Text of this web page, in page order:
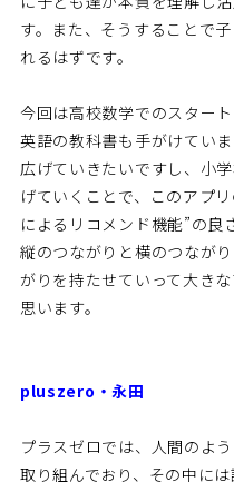
す。また、そうすることで
れるはずです。
今回は高校数学でのスター
英語の教科書も手がけてい
広げていきたいですし、小
げていくことで、このアプ
によるリコメンド機能”の良
縦のつながりと横のつなが
がりを持たせていって大き
思います。
pluszero・永田
プラスゼロでは、人間のよ
取り組んでおり、その中に